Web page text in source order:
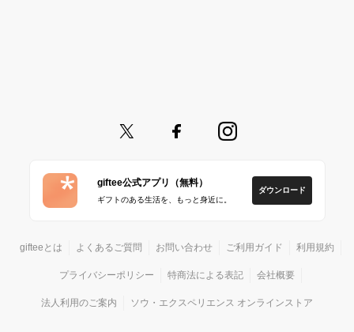
giftee公式アプリ（無料）
ギフトのある生活を、もっと身近に。
ダウンロード
gifteeとは よくあるご質問 お問い合わせ ご利用ガイド 利用規約
プライバシーポリシー 特商法による表記 会社概要
法人利用のご案内 ソウ・エクスペリエンス オンラインストア